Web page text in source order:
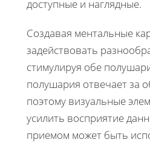
доступные и наглядные.
Создавая ментальные
задействовать
стимулируя обе
полушария отвечает за
поэтому визуальные
усилить восприятие
приемом может быть